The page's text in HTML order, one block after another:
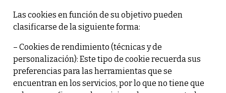
Las cookies en función de su objetivo pueden
clasificarse de la siguiente forma:
– Cookies de rendimiento (técnicas y de
personalización): Este tipo de cookie recuerda sus
preferencias para las herramientas que se
encuentran en los servicios, por lo que no tiene que